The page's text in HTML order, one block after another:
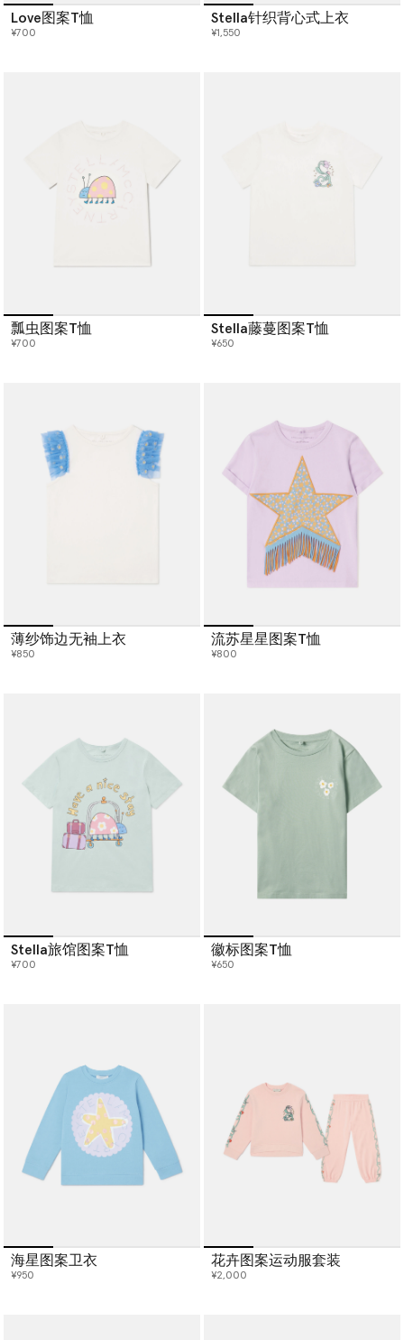
Love图案T恤
¥700
Stella针织背心式上衣
¥1,550
瓢虫图案T恤
¥700
Stella藤蔓图案T恤
¥650
薄纱饰边无袖上衣
¥850
流苏星星图案T恤
¥800
Stella旅馆图案T恤
¥700
徽标图案T恤
¥650
海星图案卫衣
¥950
花卉图案运动服套装
¥2,000